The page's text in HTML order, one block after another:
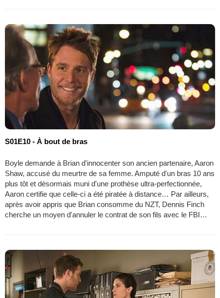
S01E10 - À bout de bras
Boyle demande à Brian d'innocenter son ancien partenaire, Aaron
Shaw, accusé du meurtre de sa femme. Amputé d'un bras 10 ans
plus tôt et désormais muni d'une prothèse ultra-perfectionnée,
Aaron certifie que celle-ci a été piratée à distance… Par ailleurs,
après avoir appris que Brian consomme du NZT, Dennis Finch
cherche un moyen d'annuler le contrat de son fils avec le FBI…